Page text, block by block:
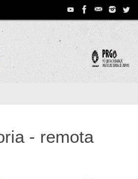
- remota